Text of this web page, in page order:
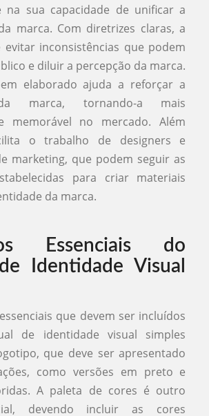
na sua capacidade de unificar a
marca. Com diretrizes claras, a
evitar inconsistências que podem
e diluir a percepção da marca.
elaborado ajuda a reforçar a
marca, tornando-a mais
memorável no mercado. Além
o trabalho de designers e
marketing, que podem seguir as
para criar materiais
da marca.
Essenciais do
Identidade Visual
que devem ser incluídos
de identidade visual simples
que deve ser apresentado
como versões em preto e
A paleta de cores é outro
devendo incluir as cores